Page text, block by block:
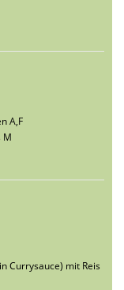
A,F
M
Currysauce) mit Reis